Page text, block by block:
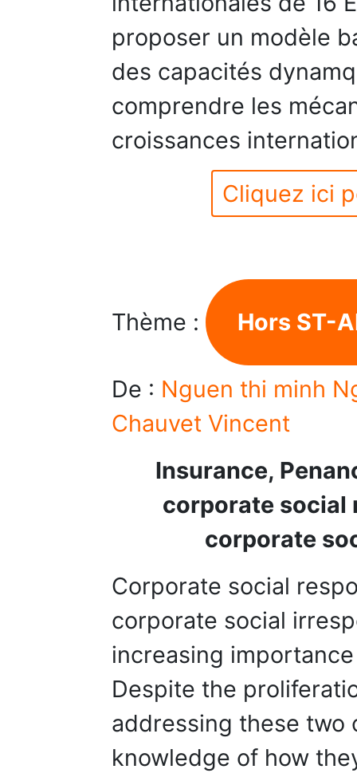
proposer un modèle
des capacités
comprendre les
croissances
Cliquez ici
Thème : Hors ST-
De : Nguen thi minh
Chauvet Vincent
Insurance,
corporate social
corporate
Corporate social
corporate social
increasing
Despite the
addressing these two
knowledge of how